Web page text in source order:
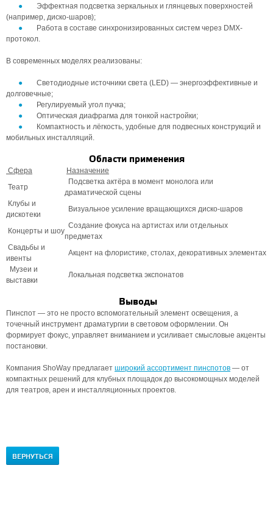
Эффектная подсветка зеркальных и глянцевых поверхностей
(например, диско-шаров);
Работа в составе синхронизированных систем через DMX-
протокол.
В современных моделях реализованы:
Светодиодные источники света (LED) — энергоэффективные и
долговечные;
Регулируемый угол пучка;
Оптическая диафрагма для тонкой настройки;
Компактность и лёгкость, удобные для подвесных конструкций и
мобильных инсталляций.
Области применения
Сфера
Назначение
Театр
Подсветка актёра в момент монолога или
драматической сцены
Клубы и
дискотеки
Визуальное усиление вращающихся диско-шаров
Концерты и шоу
Создание фокуса на артистах или отдельных
предметах
Свадьбы и
ивенты
Акцент на флористике, столах, декоративных элементах
Музеи и
выставки
Локальная подсветка экспонатов
Выводы
Пинспот — это не просто вспомогательный элемент освещения, а
точечный инструмент драматургии в световом оформлении. Он
формирует фокус, управляет вниманием и усиливает смысловые акценты
постановки.
Компания ShoWay предлагает широкий ассортимент пинспотов — от
компактных решений для клубных площадок до высокомощных моделей
для театров, арен и инсталляционных проектов.
ВЕРНУТЬСЯ